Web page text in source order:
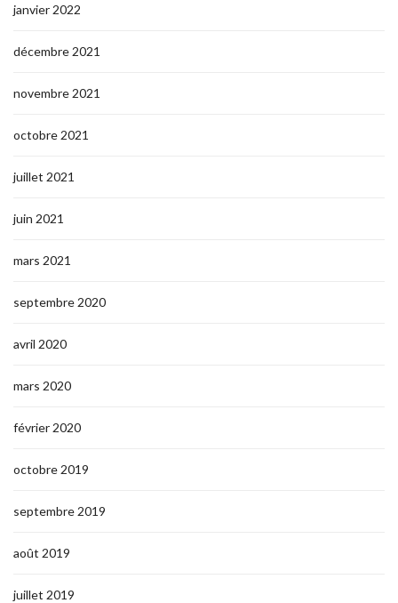
janvier 2022
décembre 2021
novembre 2021
octobre 2021
juillet 2021
juin 2021
mars 2021
septembre 2020
avril 2020
mars 2020
février 2020
octobre 2019
septembre 2019
août 2019
juillet 2019